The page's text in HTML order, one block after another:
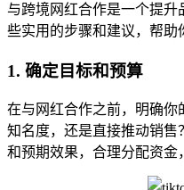
与跨境网红合作是一个提
些实用的步骤和建议，帮助
1. 确定目标和预算
在与网红合作之前，明确
知名度，还是直接推动销
和预期效果，合理分配资金